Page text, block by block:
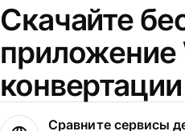
Скачайте
приложение
Сравните сервисы